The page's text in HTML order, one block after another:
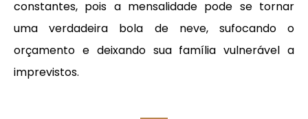
constantes, pois a mensalidade pode se tornar
uma verdadeira bola de neve, sufocando o
orçamento e deixando sua família vulnerável a
imprevistos.